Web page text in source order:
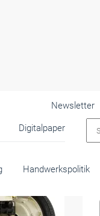
Digitalpaper
Newsletter
Handwerkspolitik